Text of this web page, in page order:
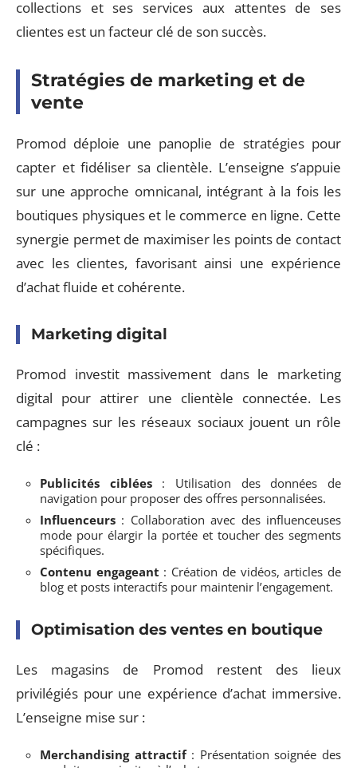
collections et ses services aux attentes de ses
clientes est un facteur clé de son succès.
Stratégies de marketing et de
vente
Promod déploie une panoplie de stratégies pour
capter et fidéliser sa clientèle. L’enseigne s’appuie
sur une approche omnicanal, intégrant à la fois les
boutiques physiques et le commerce en ligne. Cette
synergie permet de maximiser les points de contact
avec les clientes, favorisant ainsi une expérience
d’achat fluide et cohérente.
Marketing digital
Promod investit massivement dans le marketing
digital pour attirer une clientèle connectée. Les
campagnes sur les réseaux sociaux jouent un rôle
clé :
Publicités ciblées: Utilisation des données de
navigation pour proposer des offres personnalisées.
Influenceurs : Collaboration avec des influenceuses
mode pour élargir la portée et toucher des segments
spécifiques.
Contenu engageant : Création de vidéos, articles de
blog et posts interactifs pour maintenir l’engagement.
Optimisation des ventes en boutique
Les magasins de Promod restent des lieux
privilégiés pour une expérience d’achat immersive.
L’enseigne mise sur :
Merchandising attractif: Présentation soignée des